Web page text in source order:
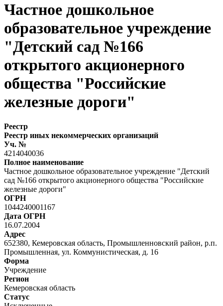
Частное дошкольное
образовательное учреждение
"Детский сад №166
открытого акционерного
общества "Российские
железные дороги"
Реестр
Реестр иных некоммерческих организаций
Уч. №
4214040036
Полное наименование
Частное дошкольное образовательное учреждение "Детский
сад №166 открытого акционерного общества "Российские
железные дороги"
ОГРН
1044240001167
Дата ОГРН
16.07.2004
Адрес
652380, Кемеровская область, Промышленновский район, р.п.
Промышленная, ул. Коммунистическая, д. 16
Форма
Учреждение
Регион
Кемеровская область
Статус